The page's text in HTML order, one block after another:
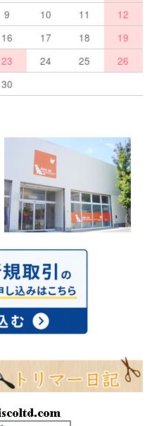
9 10 11
12
16 17 18
19
23 24 25
26
30